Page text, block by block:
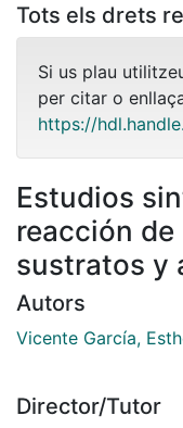
Tots els drets
Si us plau
per citar o
https://
Estudios
reacción de
sustratos y
Autors
Vicente García,
Director/Tutor